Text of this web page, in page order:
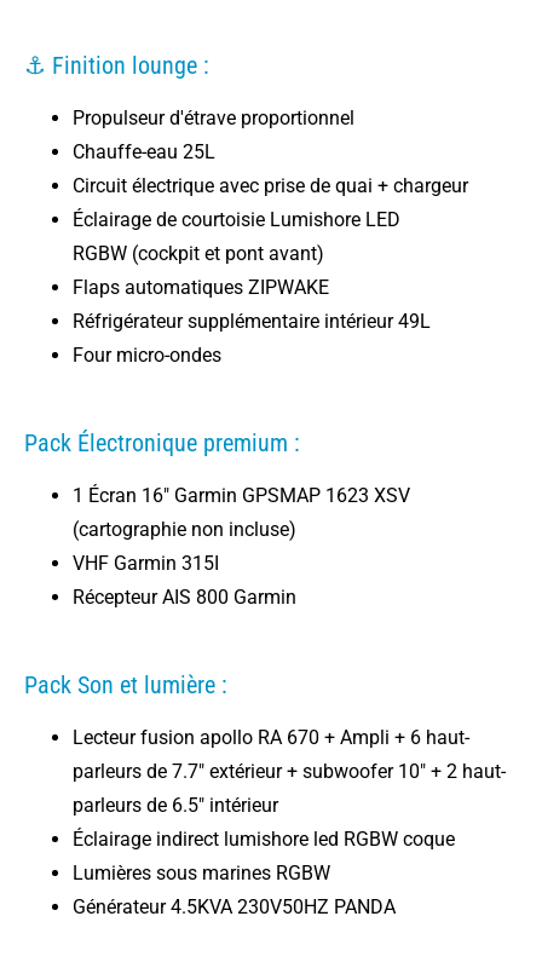
⚓ Finition lounge :
Propulseur d'étrave proportionnel
Chauffe-eau 25L
Circuit électrique avec prise de quai + chargeur
Éclairage de courtoisie Lumishore LED
RGBW (cockpit et pont avant)
Flaps automatiques ZIPWAKE
Réfrigérateur supplémentaire intérieur 49L
Four micro-ondes
Pack Électronique premium :
1 Écran 16" Garmin GPSMAP 1623 XSV
(cartographie non incluse)
VHF Garmin 315I
Récepteur AIS 800 Garmin
Pack Son et lumière :
Lecteur fusion apollo RA 670 + Ampli + 6 haut-
parleurs de 7.7" extérieur + subwoofer 10" + 2 haut-
parleurs de 6.5" intérieur
Éclairage indirect lumishore led RGBW coque
Lumières sous marines RGBW
Générateur 4.5KVA 230V50HZ PANDA